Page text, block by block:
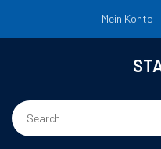
Mein Konto